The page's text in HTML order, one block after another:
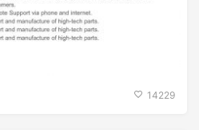
14229